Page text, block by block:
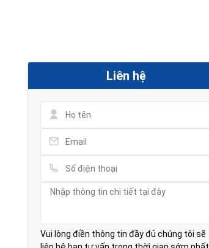
Liên hệ
Vui lòng điền thông tin đầy đủ chúng tôi sẽ